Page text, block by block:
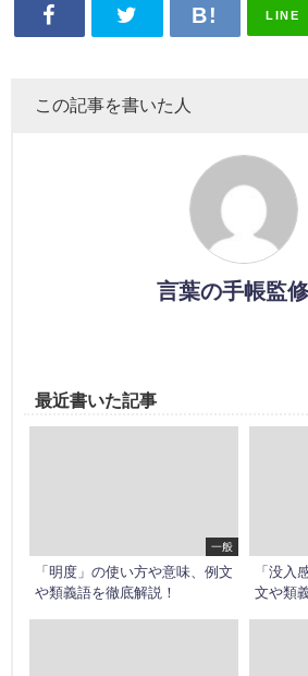
LINE
この記事を書いた人
言葉の手帳監
最近書いた記事
一般
「明度」の使い方や意味、例文
や類義語を徹底解説！
「没入
文や類